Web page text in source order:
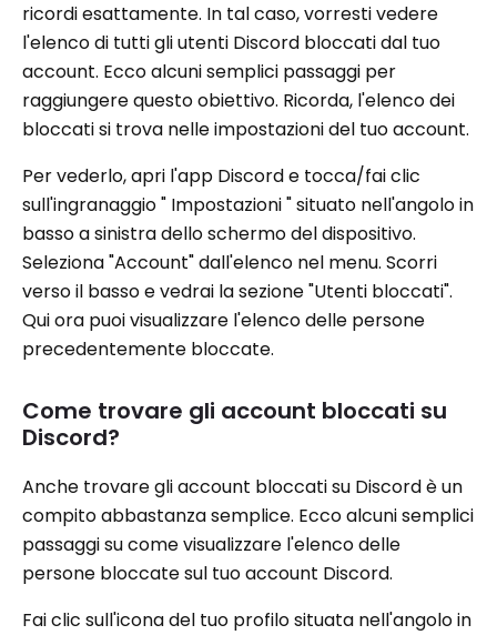
ricordi esattamente. In tal caso, vorresti vedere
l'elenco di tutti gli utenti Discord bloccati dal tuo
account. Ecco alcuni semplici passaggi per
raggiungere questo obiettivo. Ricorda, l'elenco dei
bloccati si trova nelle impostazioni del tuo account.
Per vederlo, apri l'app Discord e tocca/fai clic
sull'ingranaggio " Impostazioni " situato nell'angolo in
basso a sinistra dello schermo del dispositivo.
Seleziona "Account" dall'elenco nel menu. Scorri
verso il basso e vedrai la sezione "Utenti bloccati".
Qui ora puoi visualizzare l'elenco delle persone
precedentemente bloccate.
Come trovare gli account bloccati su
Discord?
Anche trovare gli account bloccati su Discord è un
compito abbastanza semplice. Ecco alcuni semplici
passaggi su come visualizzare l'elenco delle
persone bloccate sul tuo account Discord.
Fai clic sull'icona del tuo profilo situata nell'angolo in